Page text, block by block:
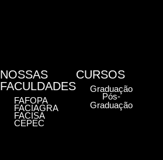
NOSSAS
FACULDADES
FAFOPA
FACIAGRA
FACISA
CEPEC
CURSOS
Graduação
Pós-
Graduação